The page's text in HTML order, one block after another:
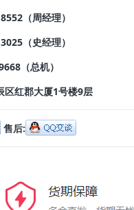
（周经理）
（史经理）
（总机）
区红郡大厦1号楼9层
售后: